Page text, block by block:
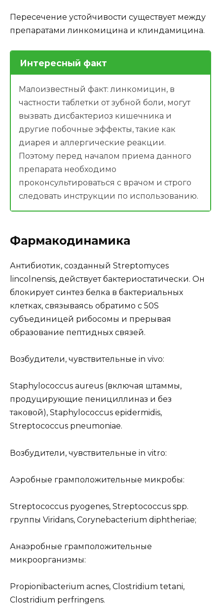
Пересечение устойчивости существует между
препаратами линкомицина и клиндамицина.
Интересный факт
Малоизвестный факт: линкомицин, в
частности таблетки от зубной боли, могут
вызвать дисбактериоз кишечника и
другие побочные эффекты, такие как
диарея и аллергические реакции.
Поэтому перед началом приема данного
препарата необходимо
проконсультироваться с врачом и строго
следовать инструкции по использованию.
Фармакодинамика
Антибиотик, созданный Streptomyces
lincolnensis, действует бактериостатически. Он
блокирует синтез белка в бактериальных
клетках, связываясь обратимо с 50S
субъединицей рибосомы и прерывая
образование пептидных связей.
Возбудители, чувствительные in vivo:
Staphylococcus aureus (включая штаммы,
продуцирующие пенициллиназ и без
таковой), Staphylococcus epidermidis,
Streptococcus pneumoniae.
Возбудители, чувствительные in vitro:
Аэробные грамположительные микробы:
Streptococcus pyogenes, Streptococcus spp.
группы Viridans, Corynebacterium diphtheriae;
Анаэробные грамположительные
микроорганизмы:
Propionibacterium acnes, Clostridium tetani,
Clostridium perfringens.